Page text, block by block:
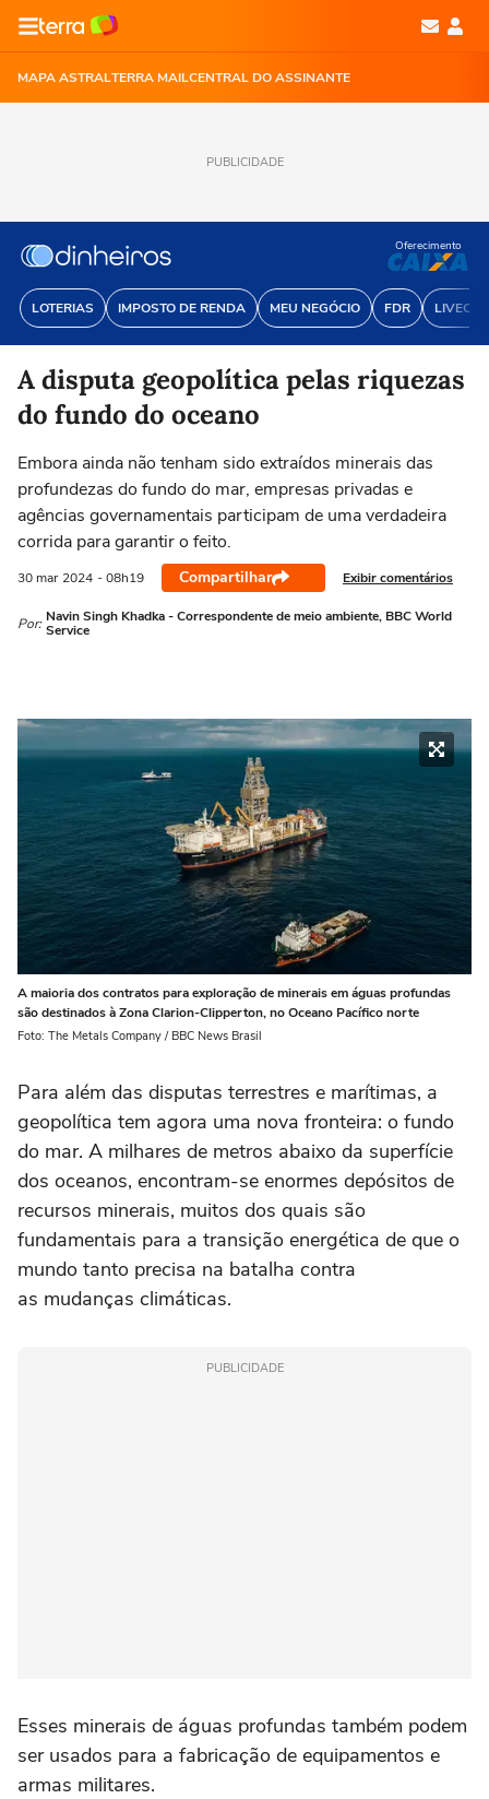
MAPA ASTRALTERRA MAILCENTRAL DO ASSINANTE
PUBLICIDADE
LOTERIAS IMPOSTO DE RENDA MEU NEGÓCIO FDR
Oferecimento
A disputa geopolítica pelas riquezas
do fundo do oceano
Embora ainda não tenham sido extraídos minerais das
profundezas do fundo do mar, empresas privadas e
agências governamentais participam de uma verdadeira
corrida para garantir o feito.
30 mar 2024 - 08h19 Compartilhar Exibir comentários
Por: Navin Singh Khadka - Correspondente de meio ambiente, BBC World
Service
A maioria dos contratos para exploração de minerais em águas profundas
são destinados à Zona Clarion-Clipperton, no Oceano Pacífico norte
Foto: The Metals Company / BBC News Brasil
Para além das disputas terrestres e marítimas, a
geopolítica tem agora uma nova fronteira: o fundo
do mar. A milhares de metros abaixo da superfície
dos oceanos, encontram-se enormes depósitos de
recursos minerais, muitos dos quais são
fundamentais para a transição energética de que o
mundo tanto precisa na batalha contra
as mudanças climáticas.
PUBLICIDADE
Esses minerais de águas profundas também podem
ser usados para a fabricação de equipamentos e
armas militares.